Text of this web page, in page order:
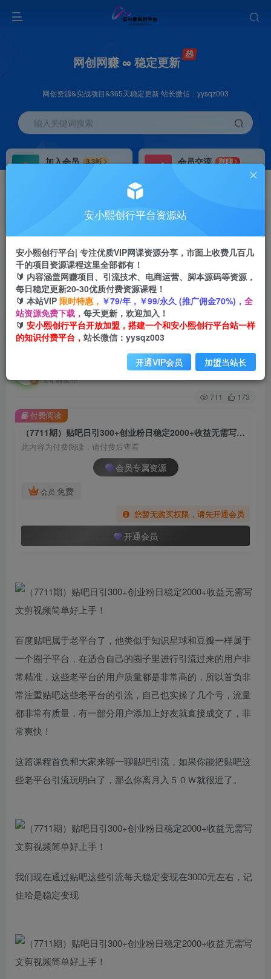
网创网赚 ∞ 稳定更新
网创资源&实战项目&365天稳定更新 站长微信：yysqz003
输入关键词搜索
加入会员
3.3折
会员交流
群聊
推广返佣高达70%
24小时自动赚钱
首页 创业课程 会员专属 正文
（7711期）贴吧日引300+创业粉日稳定2000+收
益无需写文剪视频简单好上手！
2年前发布
关注 私信
711 173
（7711期）贴吧日引300+创业粉日稳定2000+收益无需写文剪视频简单好上手！
此内容为付费阅读，请付费后查看
会员专属资源
会员 免费
您暂无购买权限，请先开通会员
开通会员
付费阅读
百度贴吧属于老平台了，他类似于知识星球和豆瓣一样属于
一个圈子平台，在适合自己的圈子里进行引流过来的用户非
常精准，这些老平台的用户质量都是非常高的，所以首负非
常注重贴吧这些老平台的引流，自己也实操了几个号，流量
都非常有质量，有一部分用户添加上好友就直接成交了，非
常爽快！
这篇课程首负和大家来聊一聊贴吧引流，如果你能把贴吧这
些老平台引流玩明白了，那么你离月入５０Ｗ就很近了。
我们现在通过贴吧这些引流每天稳定变现在3000元左右，记
住哈是稳定变现
安小熙创行平台资源站
安小熙创行平台| 专注优质VIP网课资源分享，市面上收费几百几
千的项目资源课程这里全部都有！
🔰 内容涵盖网赚项目、引流技术、电商运营、脚本源码等资源，
每日稳定更新20-30优质付费资源课程！
🔰 本站VIP 限时特惠， ￥79/年，￥99/永久 (推广佣金70%)， 全
站资源免费下载， 每天更新，欢迎加入！
🔰 安小熙创行平台开放加盟，搭建一个和安小熙创行平台站一样
的知识付费平台， 站长微信：yysqz003
开通VIP会员 加盟当站长